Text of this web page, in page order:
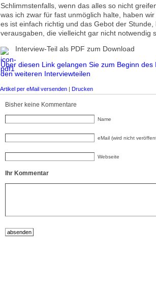
Schlimmstenfalls, wenn das alles so nicht
was ich zwar für fast unmöglich halte, haben
es ist einfach richtig und das Gebot der
verausgaben, die vielleicht gar nicht notwendig
Interview-Teil als PDF zum Download
Über diesen Link gelangen Sie zum Beginn
den weiteren Interviewteilen
Artikel per eMail versenden | Drucken
Bisher keine Kommentare
Name
eMail (wird nicht
Webseite
Ihr Kommentar